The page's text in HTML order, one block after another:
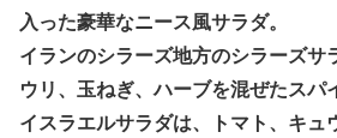
入った豪華なニース風サラダ。
イランのシラーズ地方のシラーズサ
ウリ、玉ねぎ、ハーブを混ぜたスパ
イスラエルサラダは、トマト、キュ